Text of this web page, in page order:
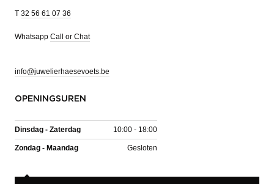
T 32 56 61 07 36
Whatsapp Call or Chat
info@juwelierhaesevoets.be
OPENINGSUREN
Dinsdag - Zaterdag 10:00 - 18:00
Zondag - Maandag Gesloten